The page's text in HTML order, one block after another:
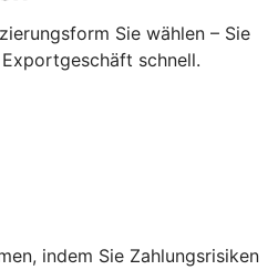
Sie wählen – Sie
schnell.
indem Sie Zahlungsrisiken